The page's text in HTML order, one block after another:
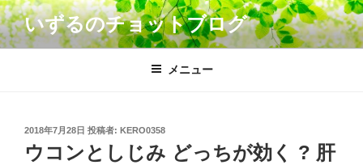
コ
ン
テ
いずるのチョットブログ
メニュー
投
稿
日:
2018年7月28日 投稿者: KERO0358
ウコンとしじみ どっちが効く ? 肝